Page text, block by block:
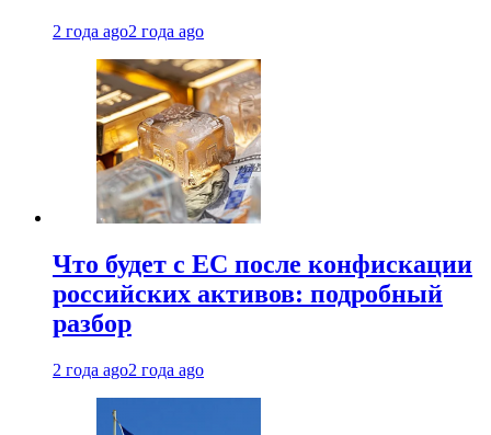
2 года ago2 года ago
Что будет с ЕС после конфискации
российских активов: подробный
разбор
2 года ago2 года ago